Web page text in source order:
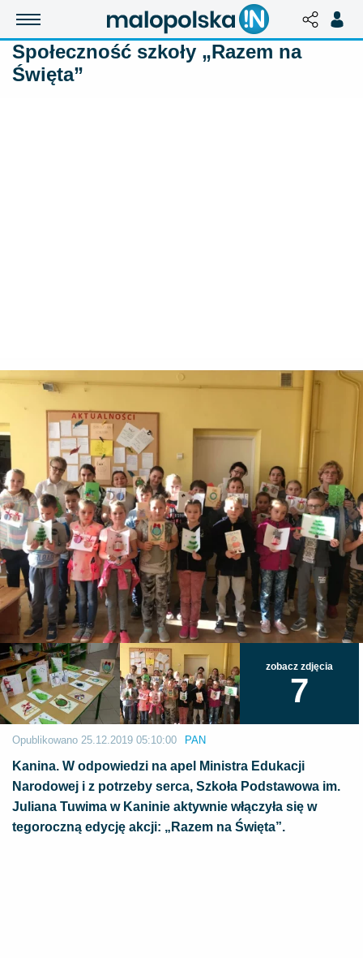
Społeczność szkoły „Razem na
Święta”
zobacz zdjęcia
7
Opublikowano 25.12.2019 05:10:00 PAN
Kanina. W odpowiedzi na apel Ministra Edukacji
Narodowej i z potrzeby serca, Szkoła Podstawowa im.
Juliana Tuwima w Kaninie aktywnie włączyła się w
tegoroczną edycję akcji: „Razem na Święta”.